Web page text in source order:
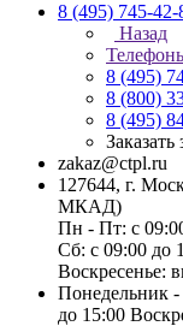
8 (495) 745-42-
Назад
8 (495)
8 (800)
8 (495)
Заказать
zakaz@ctpl.ru
127644, г.
МКАД)
Пн - Пт: с
Сб: с 09:00 до
Воскресенье:
Понедельник
до 15:00